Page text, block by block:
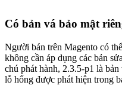
Có bản vá bảo mật
Người bán trên Magento có
không cần áp dụng các bản
chú phát hành, 2.3.5-p1 là
lỗ hổng được phát hiện trong